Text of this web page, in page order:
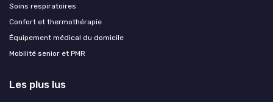
Soins respiratoires
Confort et thermothérapie
Équipement médical du domicile
Mobilité senior et PMR
Les plus lus